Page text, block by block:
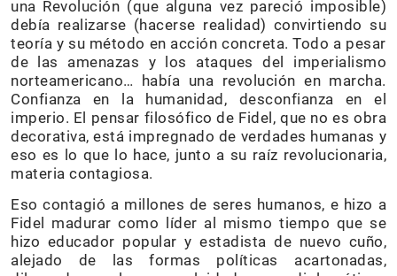
una Revolución (que alguna vez pareció imposible)
debía realizarse (hacerse realidad) convirtiendo su
teoría y su método en acción concreta. Todo a pesar
de las amenazas y los ataques del imperialismo
norteamericano… había una revolución en marcha.
Confianza en la humanidad, desconfianza en el
imperio. El pensar filosófico de Fidel, que no es obra
decorativa, está impregnado de verdades humanas y
eso es lo que lo hace, junto a su raíz revolucionaria,
materia contagiosa.
Eso contagió a millones de seres humanos, e hizo a
Fidel madurar como líder al mismo tiempo que se
hizo educador popular y estadista de nuevo cuño,
alejado de las formas políticas acartonadas,